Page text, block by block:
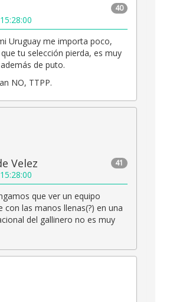
40
Uruguay me importa poco,
tu selección pierda, es muy
de puto.
NO, TTPP.
41
Velez
que ver un equipo
con las manos llenas(?) en una
del gallinero no es muy